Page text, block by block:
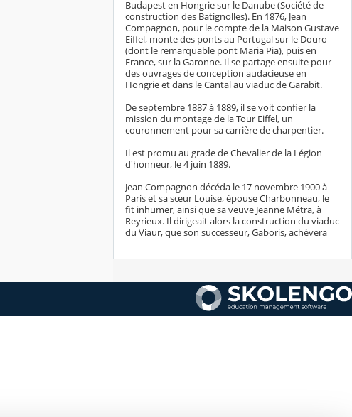
Budapest en Hongrie sur le Danube (Société de
construction des Batignolles). En 1876, Jean
Compagnon, pour le compte de la Maison Gustave
Eiffel, monte des ponts au Portugal sur le Douro
(dont le remarquable pont Maria Pia), puis en
France, sur la Garonne. Il se partage ensuite pour
des ouvrages de conception audacieuse en
Hongrie et dans le Cantal au viaduc de Garabit.
De septembre 1887 à 1889, il se voit confier la
mission du montage de la Tour Eiffel, un
couronnement pour sa carrière de charpentier.
Il est promu au grade de Chevalier de la Légion
d'honneur, le 4 juin 1889.
Jean Compagnon décéda le 17 novembre 1900 à
Paris et sa sœur Louise, épouse Charbonneau, le
fit inhumer, ainsi que sa veuve Jeanne Métra, à
Reyrieux. Il dirigeait alors la construction du viaduc
du Viaur, que son successeur, Gaboris, achèvera